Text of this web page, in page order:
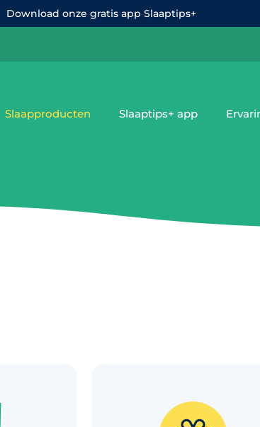
Download onze gratis app Slaaptips+
Slaapproducten Slaaptips+ app